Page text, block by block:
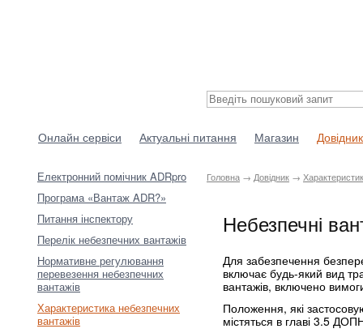
Онлайн сервіси Актуальні питання Магазин Довідник
Електронний помічник ADRpro
Програма «Вантаж ADR?»
Питання інспектору
Перелік небезпечних вантажів
Нормативне регулювання
перевезення небезпечних
вантажів
Характеристика небезпечних
вантажів
Головна → Довідник →
Небезпечні
Для забезпечення
включає будь-який вид
вантажів, включено
Положення, які
містяться в главі 3.5